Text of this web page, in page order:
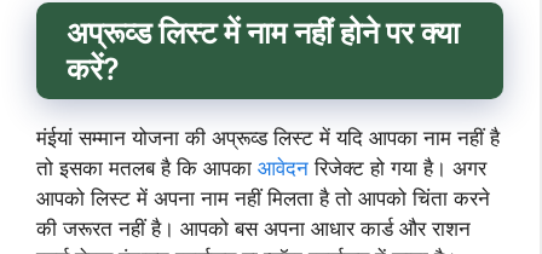
अप्रूव्ड लिस्ट में नाम नहीं होने पर क्या
करें?
मंईयां सम्मान योजना की अप्रूव्ड लिस्ट में यदि आपका नाम नहीं है
तो इसका मतलब है कि आपका आवेदन रिजेक्ट हो गया है। अगर
आपको लिस्ट में अपना नाम नहीं मिलता है तो आपको चिंता करने
की जरूरत नहीं है। आपको बस अपना आधार कार्ड और राशन